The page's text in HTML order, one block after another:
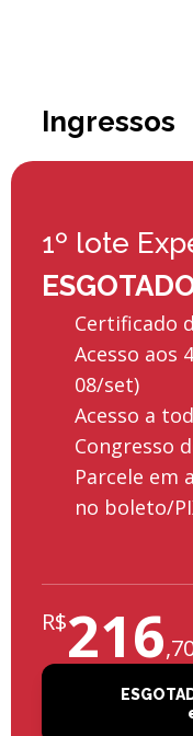
Ingressos
1º lote
Certificado
Acesso aos
08/set)
Acesso a
Congresso
Parcele em
no boleto/
R$216,